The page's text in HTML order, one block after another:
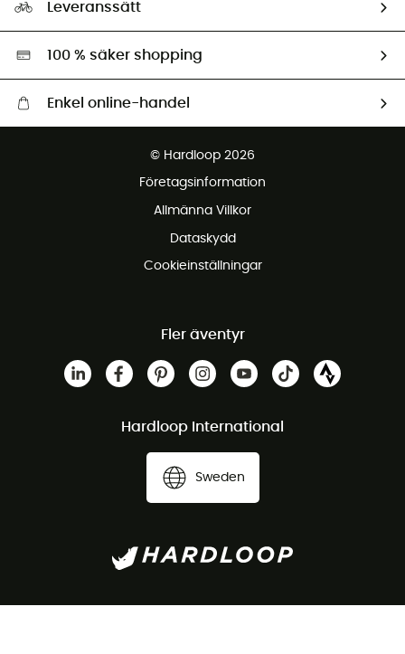
Miljöanpassat urval
Leveranssätt
100 % säker shopping
Enkel online-handel
Gratis retur inom 100 dagar
© Hardloop 2026
Företagsinformation
Allmänna Villkor
Dataskydd
Cookieinställningar
Fler äventyr
Hardloop International
Sweden